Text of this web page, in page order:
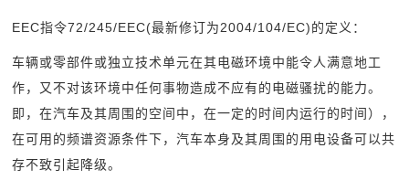
EEC指令72/245/EEC(最新修订为2004/104/EC)的定义：
车辆或零部件或独立技术单元在其电磁环境中能令人满意地工
作，又不对该环境中任何事物造成不应有的电磁骚扰的能力。
即，在汽车及其周围的空间中，在一定的时间内运行的时间），
在可用的频谱资源条件下，汽车本身及其周围的用电设备可以共
存不致引起降级。